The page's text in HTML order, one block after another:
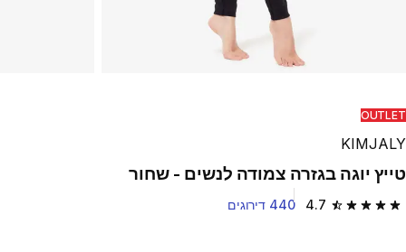
OUTLET
KIMJALY
טייץ יוגה בגזרה צמודה לנשים - שחור
4.7 4.7 out of 5 stars from 440 reviews 440 דירוגים